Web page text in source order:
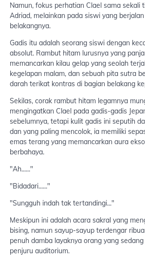
Namun, fokus perhatian Clael sama sekali
Adriad, melainkan pada siswi yang
belakangnya.
Gadis itu adalah seorang siswi dengan
absolut. Rambut hitam lurusnya yang
memancarkan kilau gelap yang seolah
kegelapan malam, dan sebuah pita sutra
darah terikat kontras di bagian belakang
Sekilas, corak rambut hitam legamnya
mengingatkan Clael pada gadis-gadis
sebelumnya, tetapi kulit gadis ini seputih
dan yang paling mencolok, ia memiliki
emas terang yang memancarkan aura
berbahaya.
"Ah......"
"Bidadari......"
"Sungguh indah tak tertandingi..."
Meskipun ini adalah acara sakral yang
bising, namun sayup-sayup terdengar
penuh damba layaknya orang yang
penjuru auditorium.